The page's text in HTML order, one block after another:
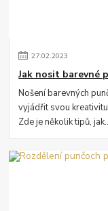
27.02.2023
Jak nosit barevné
Nošení barevných
vyjádřit svou
Zde je několik tipů,